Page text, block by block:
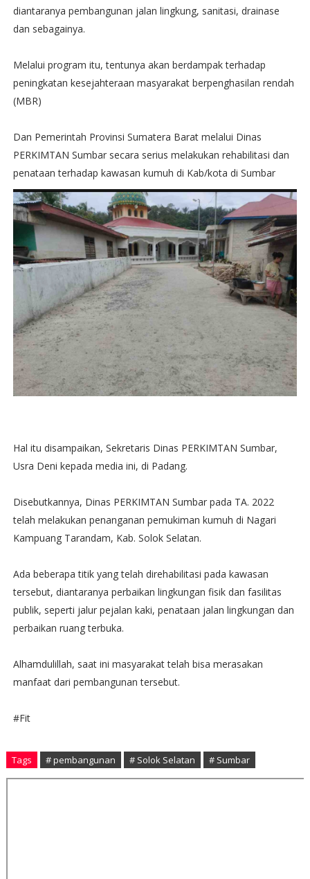
diantaranya pembangunan jalan lingkung, sanitasi, drainase
dan sebagainya.
Melalui program itu, tentunya akan berdampak terhadap
peningkatan kesejahteraan masyarakat berpenghasilan rendah
(MBR)
Dan Pemerintah Provinsi Sumatera Barat melalui Dinas
PERKIMTAN Sumbar secara serius melakukan rehabilitasi dan
penataan terhadap kawasan kumuh di Kab/kota di Sumbar
Hal itu disampaikan, Sekretaris Dinas PERKIMTAN Sumbar,
Usra Deni kepada media ini, di Padang.
Disebutkannya, Dinas PERKIMTAN Sumbar pada TA. 2022
telah melakukan penanganan pemukiman kumuh di Nagari
Kampuang Tarandam, Kab. Solok Selatan.
Ada beberapa titik yang telah direhabilitasi pada kawasan
tersebut, diantaranya perbaikan lingkungan fisik dan fasilitas
publik, seperti jalur pejalan kaki, penataan jalan lingkungan dan
perbaikan ruang terbuka.
Alhamdulillah, saat ini masyarakat telah bisa merasakan
manfaat dari pembangunan tersebut.
#Fit
Tags # pembangunan # Solok Selatan # Sumbar